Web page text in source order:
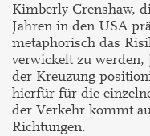
Kimberly Crenshaw,
Jahren in den USA
metaphorisch das
verwickelt zu werden,
der Kreuzung
hierfür für die
der Verkehr kommt
Richtungen.